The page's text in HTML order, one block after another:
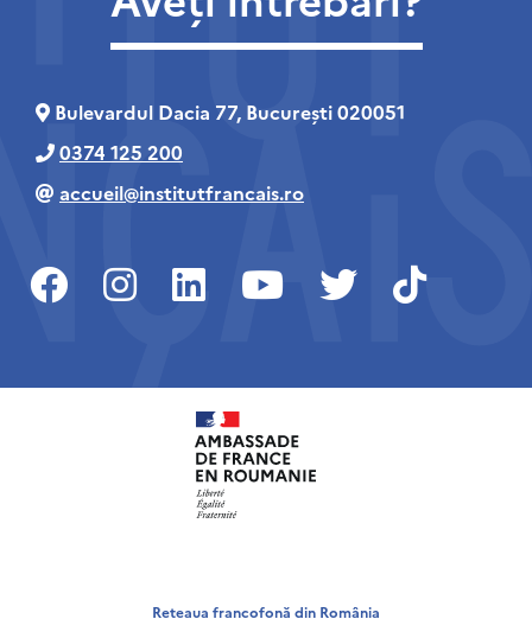
Bulevardul Dacia 77, București 020051
0374 125 200
accueil@institutfrancais.ro
Rețeaua francofonă din România